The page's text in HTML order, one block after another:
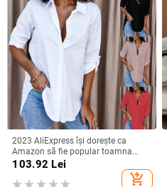
2023 AliExpress își dorește ca
Amazon să fie popular toamna
anului 2023, cămașă simplă cu
mânecă lungă și decolteu în V
pentru femei, cămașă pentru femei
103.92 Lei
add_shopping_cart